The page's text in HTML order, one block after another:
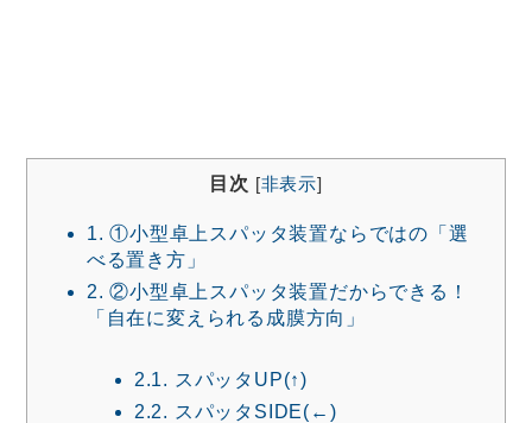
目次 [非表示]
1.
①小型卓上スパッタ装置ならではの「選
べる置き方」
2.
②小型卓上スパッタ装置だからできる！
「自在に変えられる成膜方向」
2.1.
スパッタUP(↑)
2.2.
スパッタSIDE(←)